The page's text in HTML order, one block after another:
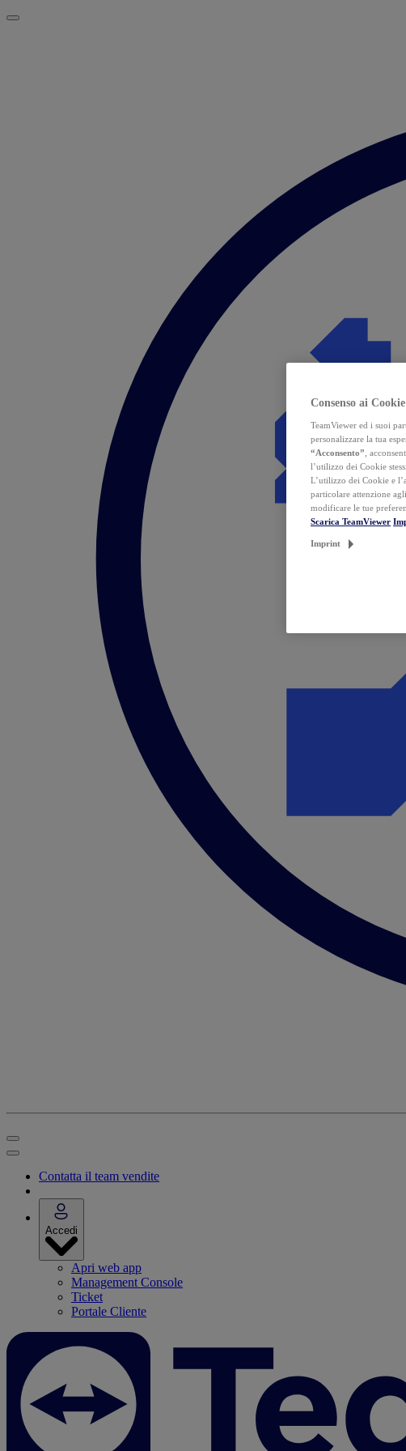
Contatta il team vendite
Accedi
Apri web app
Management Console
Ticket
Portale Cliente
Consenso ai Cookie
TeamViewer ed i suoi
personalizzare la tua
“Acconsento” ,
l’utilizzo dei Cookie
L’utilizzo dei Cookie e
particolare attenzione
modificare le tue
Scarica TeamViewer
Imprint